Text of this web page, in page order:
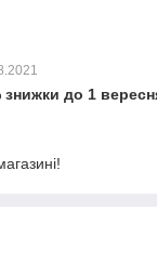
знижки до 1